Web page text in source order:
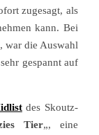
zugesagt, als
kann. Bei
war die Auswahl
gespannt auf
des Skoutz-
Tier„, eine